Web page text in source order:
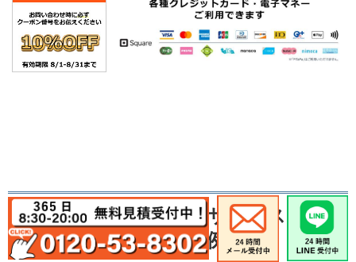
家電リサイクルサービス
作業の事例